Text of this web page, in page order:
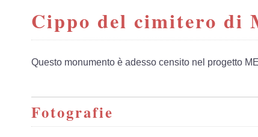
Cippo del cimitero di
Questo monumento è adesso censito nel progetto
Fotografie